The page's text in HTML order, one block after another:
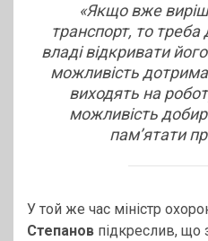
«Якщо вже
транспорт, то треба
владі відкривати
можливість
виходять на
можливість
пам’ятати
У той же час міністр
Степанов підкреслив, що